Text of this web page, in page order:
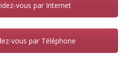
vous par Internet
vous par Téléphone